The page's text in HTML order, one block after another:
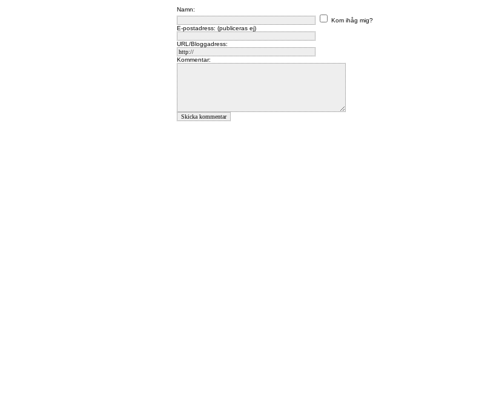
Namn:
Kom ihåg mig?
E-postadress: (publiceras ej)
URL/Bloggadress:
Kommentar: